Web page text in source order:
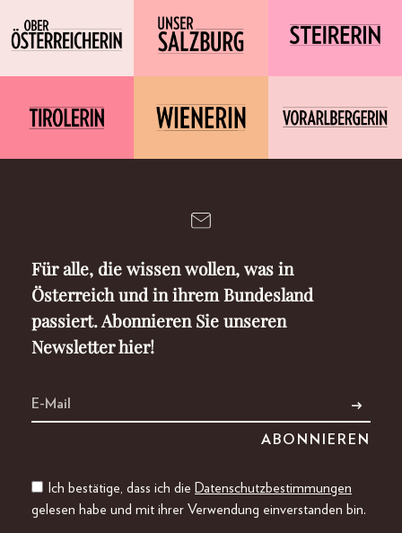
Für alle, die wissen wollen, was in
Österreich und in ihrem Bundesland
passiert. Abonnieren Sie unseren
Newsletter hier!
Ich bestätige, dass ich die Datenschutzbestimmungen
gelesen habe und mit ihrer Verwendung einverstanden bin.